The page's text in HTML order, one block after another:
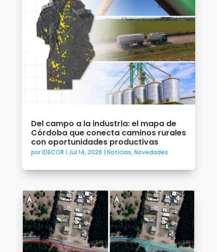
Del campo a la industria: el mapa de
Córdoba que conecta caminos rurales
con oportunidades productivas
porIDECOR | Jul 14, 2026 | Noticias,Novedades